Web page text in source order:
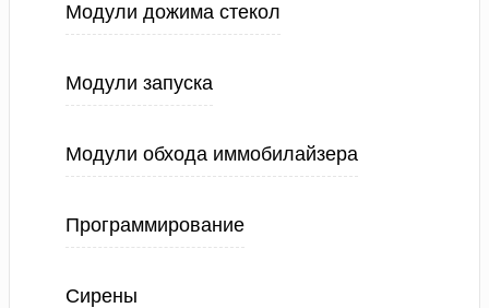
Модули дожима стекол
Модули запуска
Модули обхода иммобилайзера
Программирование
Сирены